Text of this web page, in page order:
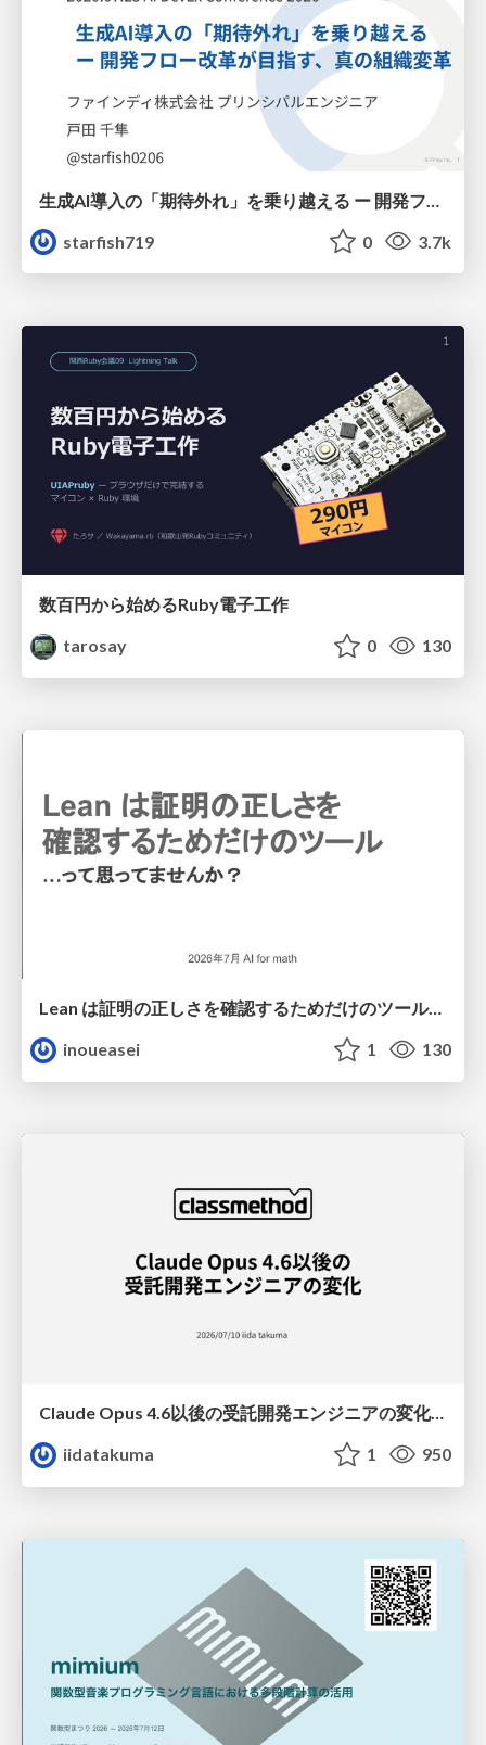
starfish719
0 3.7k
数百円から始めるRuby電子工作
tarosay
0 130
Lean は証明の正しさを確認するためだけのツールって思ってませんか？
inoueasei
1 130
Claude Opus 4.6以後の受託開発エンジニアの変化(Claude Code開発ノウハウ大公開スペシャルbyクラスメソッド)
iidatakuma
1 950